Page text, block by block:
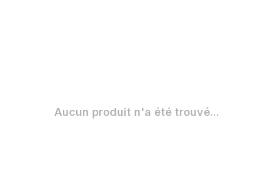
Aucun produit n'a été trouvé...